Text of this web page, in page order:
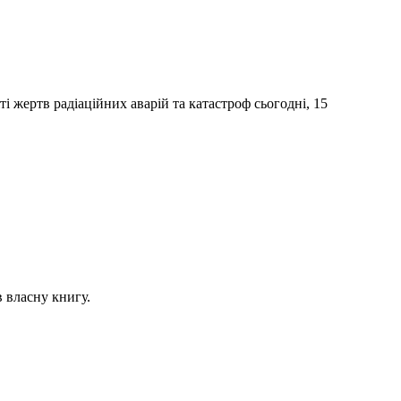
радіаційних аварій та катастроф сьогодні, 15
власну книгу.